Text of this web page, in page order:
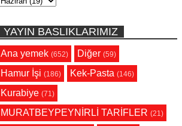
YAYIN BASLIKLARIMIZ
Ana yemek (652) Diğer (59)
Hamur İşi (186) Kek-Pasta (146)
Kurabiye (71)
MURATBEYPEYNİRLİ TARİFLER (21)